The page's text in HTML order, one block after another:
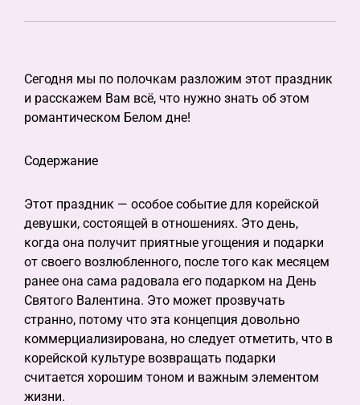
Сегодня мы по полочкам разложим этот праздник
и расскажем Вам всё, что нужно знать об этом
романтическом Белом дне!
Содержание
Этот праздник — особое событие для корейской
девушки, состоящей в отношениях. Это день,
когда она получит приятные угощения и подарки
от своего возлюбленного, после того как месяцем
ранее она сама радовала его подарком на День
Святого Валентина. Это может прозвучать
странно, потому что эта концепция довольно
коммерциализирована, но следует отметить, что в
корейской культуре возвращать подарки
считается хорошим тоном и важным элементом
жизни.